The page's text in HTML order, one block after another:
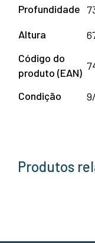
Profundidade
Altura
Código do
produto (EAN)
Condição
Produtos